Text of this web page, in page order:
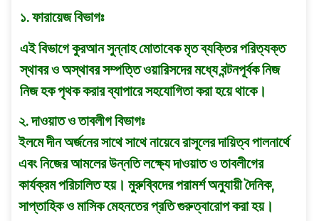
১. ফারায়েজ বিভাগঃ
এই বিভাগে কুরআন সুন্নাহ মােতাবেক মৃত ব্যক্তির পরিত্যক্ত
স্থাবর ও অস্থাবর সম্পত্তি ওয়ারিসদের মধ্যে বন্টনপূর্বক নিজ
নিজ হক পৃথক করার ব্যাপারে সহযােগিতা করা হয়ে থাকে।
২. দাওয়াত ও তাবলীগ বিভাগঃ
ইলমে দীন অর্জনের সাথে সাথে নায়েবে রাসূলের দায়িত্ব পালনার্থে
এবং নিজের আমলের উন্নতি লক্ষ্যে দাওয়াত ও তাবলীগের
কার্যক্রম পরিচালিত হয়। মুরুব্বিদের পরামর্শ অনুযায়ী দৈনিক,
সাপ্তাহিক ও মাসিক মেহনতের প্রতি গুরুত্বারােপ করা হয়।